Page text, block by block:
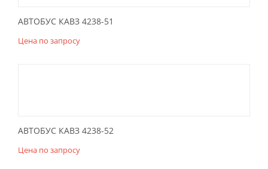
АВТОБУС КАВЗ 4238-51
Цена по запросу
АВТОБУС КАВЗ 4238-52
Цена по запросу